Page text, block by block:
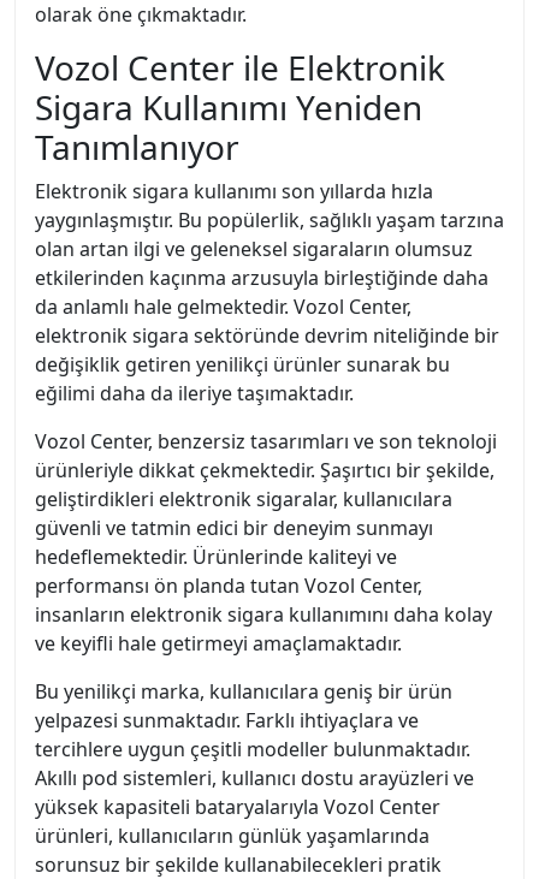
olarak öne çıkmaktadır.
Vozol Center ile Elektronik
Sigara Kullanımı Yeniden
Tanımlanıyor
Elektronik sigara kullanımı son yıllarda hızla
yaygınlaşmıştır. Bu popülerlik, sağlıklı yaşam tarzına
olan artan ilgi ve geleneksel sigaraların olumsuz
etkilerinden kaçınma arzusuyla birleştiğinde daha
da anlamlı hale gelmektedir. Vozol Center,
elektronik sigara sektöründe devrim niteliğinde bir
değişiklik getiren yenilikçi ürünler sunarak bu
eğilimi daha da ileriye taşımaktadır.
Vozol Center, benzersiz tasarımları ve son teknoloji
ürünleriyle dikkat çekmektedir. Şaşırtıcı bir şekilde,
geliştirdikleri elektronik sigaralar, kullanıcılara
güvenli ve tatmin edici bir deneyim sunmayı
hedeflemektedir. Ürünlerinde kaliteyi ve
performansı ön planda tutan Vozol Center,
insanların elektronik sigara kullanımını daha kolay
ve keyifli hale getirmeyi amaçlamaktadır.
Bu yenilikçi marka, kullanıcılara geniş bir ürün
yelpazesi sunmaktadır. Farklı ihtiyaçlara ve
tercihlere uygun çeşitli modeller bulunmaktadır.
Akıllı pod sistemleri, kullanıcı dostu arayüzleri ve
yüksek kapasiteli bataryalarıyla Vozol Center
ürünleri, kullanıcıların günlük yaşamlarında
sorunsuz bir şekilde kullanabilecekleri pratik